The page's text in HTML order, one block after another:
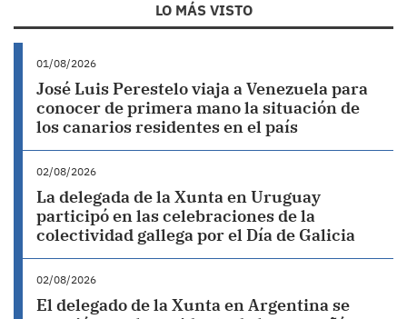
LO MÁS VISTO
01/08/2026
José Luis Perestelo viaja a Venezuela para
conocer de primera mano la situación de
los canarios residentes en el país
02/08/2026
La delegada de la Xunta en Uruguay
participó en las celebraciones de la
colectividad gallega por el Día de Galicia
02/08/2026
El delegado de la Xunta en Argentina se